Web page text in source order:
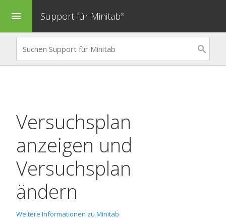
menu Support für Minitab®
Versuchsplan
anzeigen und
Versuchsplan
ändern
Weitere Informationen zu Minitab